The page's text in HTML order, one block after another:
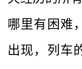
哪里有困难
出现，列车